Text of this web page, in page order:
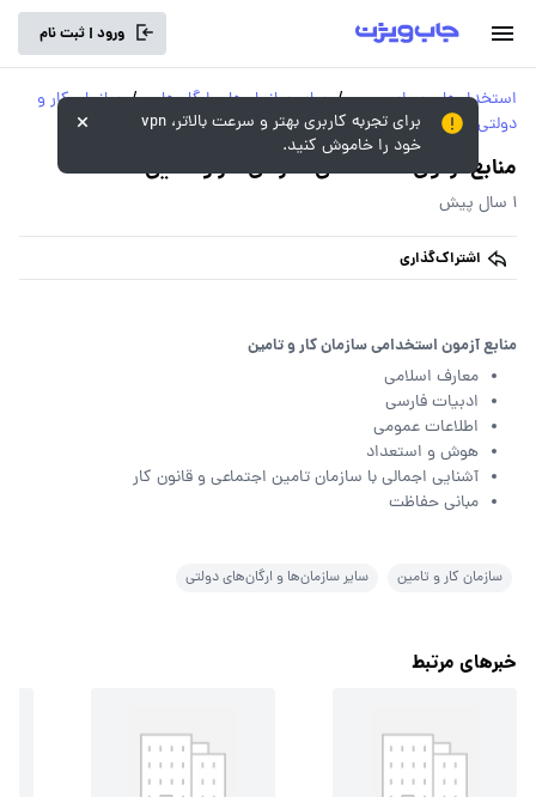
ورود | ثبت نام
استخدام‌های سراسری و
دولتی
/ سایر سازمان‌ها و ارگان‌های
دولتی
/ سازمان کار و
تامین
منابع آزمون استخدامی سازمان کار و تامین
1 سال پیش
اشتراک‌گذاری
منابع آزمون استخدامی سازمان کار و تامین
معارف اسلامی
ادبیات فارسی
اطلاعات عمومی
هوش و استعداد
آشنایی اجمالی با سازمان تامین اجتماعی و قانون کار
مبانی حفاظت
سازمان کار و تامین سایر سازمان‌ها و ارگان‌های دولتی
خبرهای مرتبط
برای تجربه کاربری بهتر و سرعت بالاتر، vpn
خود را خاموش کنید.